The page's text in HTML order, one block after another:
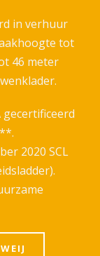
in verhuur
tot
46 meter
gecertificeerd
2020 SCL